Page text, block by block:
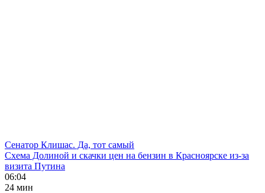
Сенатор Клишас. Да, тот самый
Схема Долиной и скачки цен на бензин в Красноярске из-за
визита Путина
06:04
24 мин